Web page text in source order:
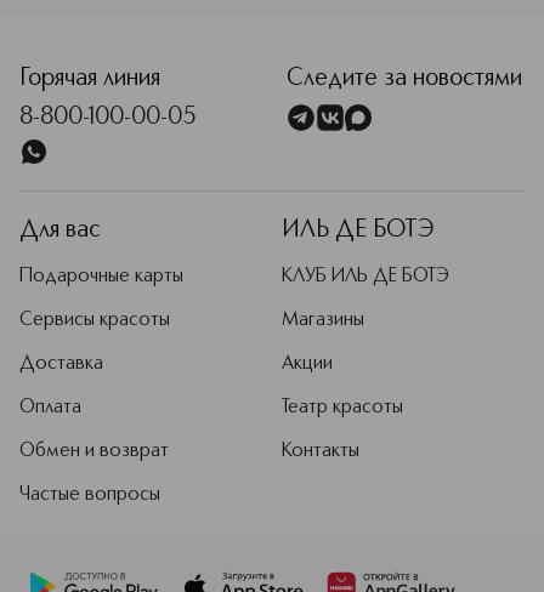
Французской Ривьере.
Подробнее
Горячая линия
8-800-100-00-05
Следите за новостями
Для вас
Подарочные карты
Сервисы красоты
Доставка
Оплата
Обмен и возврат
Частые вопросы
ИЛЬ ДЕ БОТЭ
КЛУБ ИЛЬ ДЕ БОТЭ
Магазины
Акции
Театр красоты
Контакты